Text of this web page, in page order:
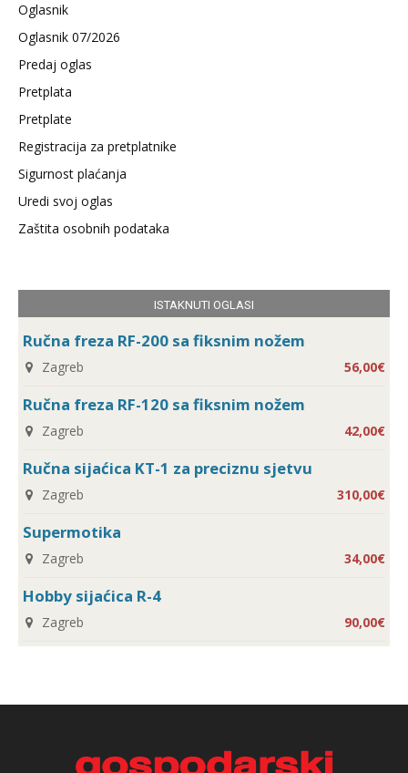
Oglasnik
Oglasnik 07/2026
Predaj oglas
Pretplata
Pretplate
Registracija za pretplatnike
Sigurnost plaćanja
Uredi svoj oglas
Zaštita osobnih podataka
ISTAKNUTI OGLASI
Ručna freza RF-200 sa fiksnim nožem
Zagreb 56,00€
Ručna freza RF-120 sa fiksnim nožem
Zagreb 42,00€
Ručna sijaćica KT-1 za preciznu sjetvu
Zagreb 310,00€
Supermotika
Zagreb 34,00€
Hobby sijaćica R-4
Zagreb 90,00€